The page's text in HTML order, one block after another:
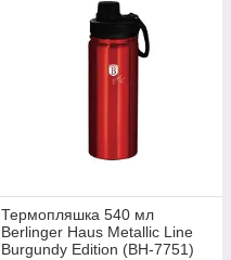
Термопляшка 540 мл
Berlinger Haus Metallic Line
Burgundy Edition (BH-7751)